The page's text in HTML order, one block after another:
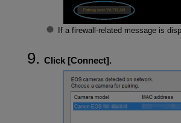
If a firewall-related message is
Click [Connect].